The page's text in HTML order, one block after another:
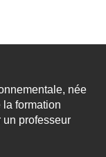
née
la formation
professeur